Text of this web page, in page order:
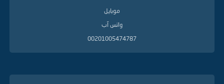
موبايل
واتس آب
00201005474787